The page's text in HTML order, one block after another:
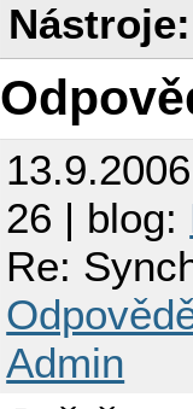
Nástroje:
26 | blog:
Re:
Admin